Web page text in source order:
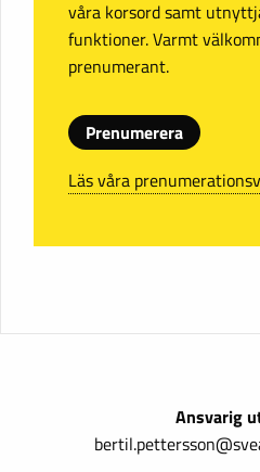
våra korsord samt
funktioner. Varmt
prenumerant.
Prenumerera
Läs våra
Ansvarig